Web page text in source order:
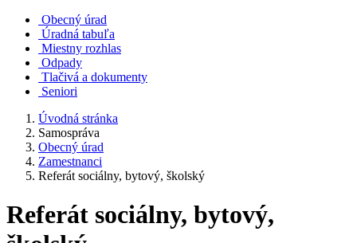
Obecný úrad
Úradná tabuľa
Miestny rozhlas
Odpady
Tlačivá a dokumenty
Seniori
Úvodná stránka
Samospráva
Obecný úrad
Zamestnanci
Referát sociálny, bytový, školský
Referát sociálny, bytový,